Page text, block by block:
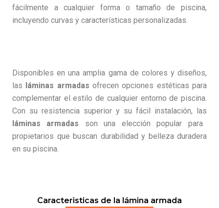
fácilmente a cualquier forma o tamaño de piscina,
incluyendo curvas y características personalizadas.
Disponibles en una amplia gama de colores y diseños,
las láminas armadas ofrecen opciones estéticas para
complementar el estilo de cualquier entorno de piscina.
Con su resistencia superior y su fácil instalación, las
láminas armadas son una elección popular para
propietarios que buscan durabilidad y belleza duradera
en su piscina.
Caracteristicas de la lámina armada